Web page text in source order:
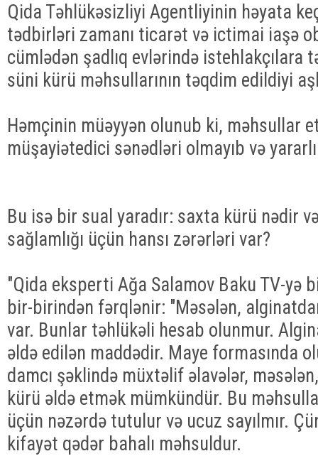
Qida Təhlükəsizliyi Agentliyinin həyata
tədbirləri zamanı ticarət və ictimai iaşə
cümlədən şadlıq evlərində istehlakçılara
süni kürü məhsullarının təqdim edildiyi
Həmçinin müəyyən olunub ki, məhsullar
müşayiətedici sənədləri olmayıb və
Bu isə bir sual yaradır: saxta kürü nədir
sağlamlığı üçün hansı zərərləri var?
"Qida eksperti Ağa Salamov Baku TV-yə
bir-birindən fərqlənir: "Məsələn,
var. Bunlar təhlükəli hesab olunmur.
əldə edilən maddədir. Maye formasında
damcı şəklində müxtəlif əlavələr,
kürü əldə etmək mümkündür. Bu
üçün nəzərdə tutulur və ucuz sayılmır.
kifayət qədər bahalı məhsuldur.